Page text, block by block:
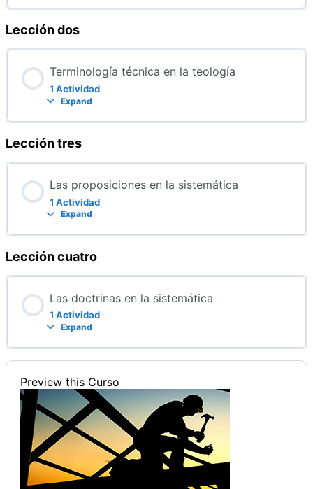
Lección dos
Terminología técnica en la teología
1 Actividad
Expand
Lección tres
Las proposiciones en la sistemática
1 Actividad
Expand
Lección cuatro
Las doctrinas en la sistemática
1 Actividad
Expand
Preview this Curso